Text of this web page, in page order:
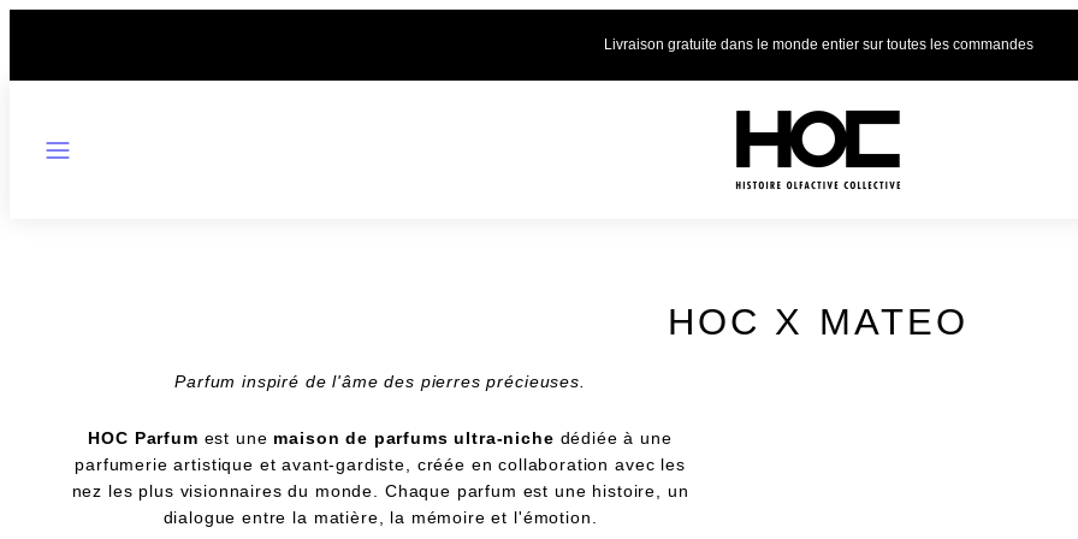
Livraison gratuite dans le monde entier sur toutes les commandes
HOC X MATEO
Parfum inspiré de l'âme des pierres précieuses.
HOC Parfum est une maison de parfums ultra-niche dédiée à une
parfumerie artistique et avant-gardiste, créée en collaboration avec les
nez les plus visionnaires du monde. Chaque parfum est une histoire, un
dialogue entre la matière, la mémoire et l'émotion.